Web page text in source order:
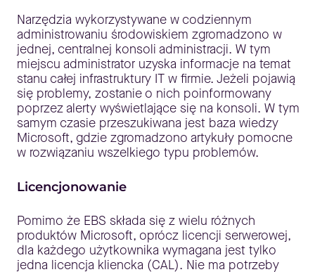
Narzędzia wykorzystywane w codziennym
administrowaniu środowiskiem zgromadzono w
jednej, centralnej konsoli administracji. W tym
miejscu administrator uzyska informacje na temat
stanu całej infrastruktury IT w firmie. Jeżeli pojawią
się problemy, zostanie o nich poinformowany
poprzez alerty wyświetlające się na konsoli. W tym
samym czasie przeszukiwana jest baza wiedzy
Microsoft, gdzie zgromadzono artykuły pomocne
w rozwiązaniu wszelkiego typu problemów.
Licencjonowanie
Pomimo że EBS składa się z wielu różnych
produktów Microsoft, oprócz licencji serwerowej,
dla każdego użytkownika wymagana jest tylko
jedna licencja kliencka (CAL). Nie ma potrzeby